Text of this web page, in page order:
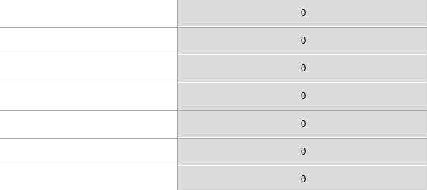
0
0
0
0
0
0
0